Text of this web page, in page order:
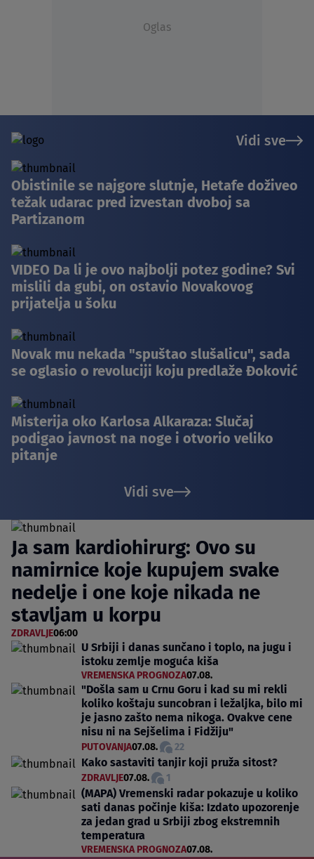
Oglas
Vidi sve
Obistinile se najgore slutnje, Hetafe doživeo
težak udarac pred izvestan dvoboj sa
Partizanom
VIDEO Da li je ovo najbolji potez godine? Svi
mislili da gubi, on ostavio Novakovog
prijatelja u šoku
Novak mu nekada "spuštao slušalicu", sada
se oglasio o revoluciji koju predlaže Đoković
Misterija oko Karlosa Alkaraza: Slučaj
podigao javnost na noge i otvorio veliko
pitanje
Vidi sve
Ja sam kardiohirurg: Ovo su
namirnice koje kupujem svake
nedelje i one koje nikada ne
stavljam u korpu
ZDRAVLJE06:00
U Srbiji i danas sunčano i toplo, na jugu i
istoku zemlje moguća kiša
VREMENSKA PROGNOZA07.08.
"Došla sam u Crnu Goru i kad su mi rekli
koliko koštaju suncobran i ležaljka, bilo mi
je jasno zašto nema nikoga. Ovakve cene
nisu ni na Sejšelima i Fidžiju"
PUTOVANJA07.08. 22
Kako sastaviti tanjir koji pruža sitost?
ZDRAVLJE07.08. 1
(MAPA) Vremenski radar pokazuje u koliko
sati danas počinje kiša: Izdato upozorenje
za jedan grad u Srbiji zbog ekstremnih
temperatura
VREMENSKA PROGNOZA07.08.